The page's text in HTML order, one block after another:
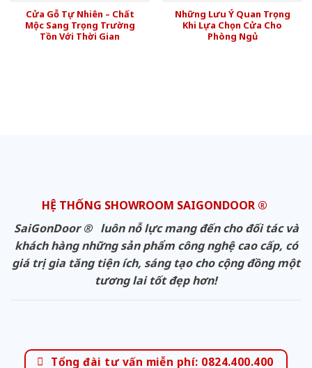
Cửa Gỗ Tự Nhiên – Chất
Mộc Sang Trọng Trường
Tồn Với Thời Gian
Những Lưu Ý Quan Trọng
Khi Lựa Chọn Cửa Cho
Phòng Ngủ
HỆ THỐNG SHOWROOM SAIGONDOOR ®
SaiGonDoor ® luôn nỗ lực mang đến cho đối tác và
khách hàng những sản phẩm công nghệ cao cấp, có
giá trị gia tăng tiện ích, sáng tạo cho cộng đồng một
tương lai tốt đẹp hơn!
Tổng đài tư vấn miễn phí: 0824.400.400